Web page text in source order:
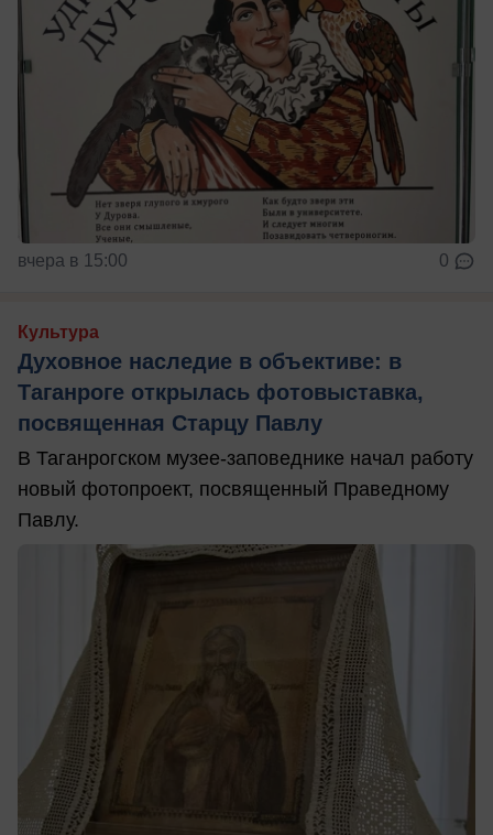
вчера в 15:00 0
Культура
Духовное наследие в объективе: в
Таганроге открылась фотовыставка,
посвященная Старцу Павлу
В Таганрогском музее-заповеднике начал работу
новый фотопроект, посвященный Праведному
Павлу.